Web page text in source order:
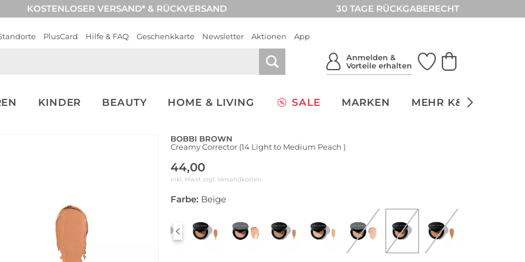
KOSTENLOSER VERSAND* & RÜCKVERSAND 30 TAGE RÜCKGABERECHT
PlusCard Hilfe & FAQ Geschenkkarte Newsletter Aktionen App
Anmelden &
Vorteile erhalten
KINDER BEAUTY HOME & LIVING SALE MARKEN MEHR K&Ö
BOBBI BROWN
Creamy Corrector (14 Light to Medium Peach )
44,00
inkl. Mwst zzgl. Versandkosten
Farbe: Beige